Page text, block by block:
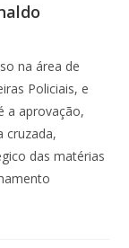
na área de
Policiais, e
a aprovação,
cruzada,
das matérias